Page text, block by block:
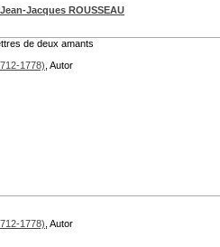
Jean-Jacques ROUSSEAU
de deux amants
1778) , Autor
1778) , Autor